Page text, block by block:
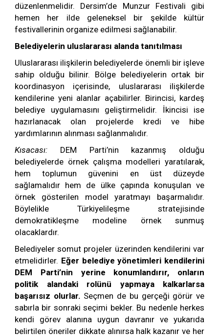
düzenlenmelidir. Dersim’de Munzur Festivali gibi
hemen her ilde geleneksel bir şekilde kültür
festivallerinin organize edilmesi sağlanabilir.
Belediyelerin uluslararası alanda tanıtılması
Uluslararası ilişkilerin belediyelerde önemli bir işleve
sahip olduğu bilinir. Bölge belediyelerin ortak bir
koordinasyon içerisinde, uluslararası ilişkilerde
kendilerine yeni alanlar açabilirler. Birincisi, kardeş
belediye uygulamasını geliştirmelidir. İkincisi ise
hazırlanacak olan projelerde kredi ve hibe
yardımlarının alınması sağlanmalıdır.
Kısacası: DEM Parti’nin kazanmış olduğu
belediyelerde örnek çalışma modelleri yaratılarak,
hem toplumun güvenini en üst düzeyde
sağlamalıdır hem de ülke çapında konuşulan ve
örnek gösterilen model yaratmayı başarmalıdır.
Böylelikle Türkiyelileşme stratejisinde
demokratikleşme modeline örnek sunmuş
olacaklardır.
Belediyeler somut projeler üzerinden kendilerini var
etmelidirler. Eğer belediye yönetimleri kendilerini
DEM Parti’nin yerine konumlandırır, onların
politik alandaki rolünü yapmaya kalkarlarsa
başarısız olurlar. Seçmen de bu gerçeği görür ve
sabırla bir sonraki seçimi bekler. Bu nedenle herkes
kendi görev alanına uygun davranır ve yukarıda
belirtilen öneriler dikkate alınırsa halk kazanır ve her